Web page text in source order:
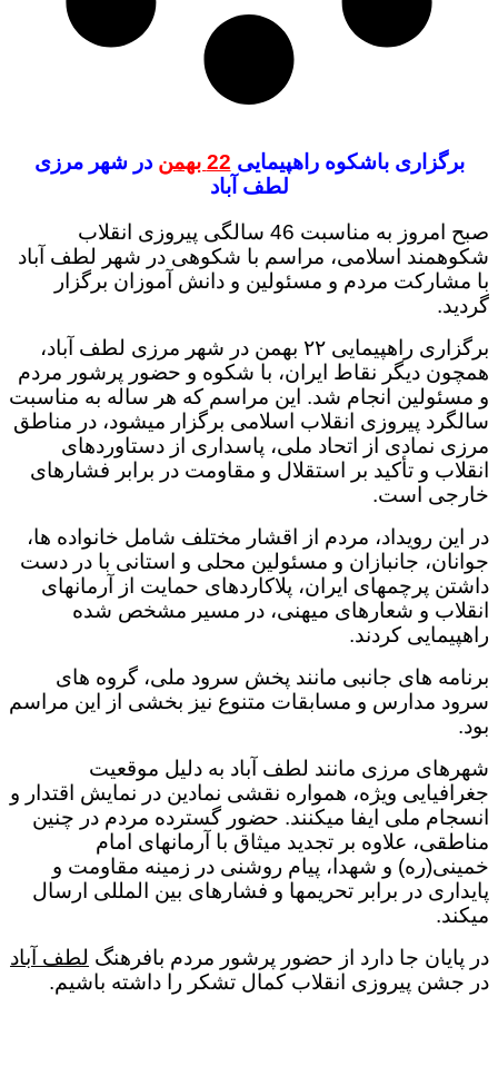
برگزاری باشکوه راهپیمایی 22 بهمن
در شهر مرزی
لطف آباد
صبح امروز به مناسبت 46 سالگی پیروزی انقلاب
شکوهمند اسلامی، مراسم با شکوهی در شهر لطف آباد
با مشارکت مردم و مسئولین و دانش آموزان برگزار
گردید.
برگزاری راهپیمایی ۲۲ بهمن در شهر مرزی لطف آباد،
همچون دیگر نقاط ایران، با شکوه و حضور پرشور مردم
و مسئولین انجام شد. این مراسم که هر ساله به مناسبت
سالگرد پیروزی انقلاب اسلامی برگزار میشود، در مناطق
مرزی نمادی از اتحاد ملی، پاسداری از دستاوردهای
انقلاب و تأکید بر استقلال و مقاومت در برابر فشارهای
خارجی است.
در این رویداد، مردم از اقشار مختلف شامل خانواده ها،
جوانان، جانبازان و مسئولین محلی و استانی با در دست
داشتن پرچمهای ایران، پلاکاردهای حمایت از آرمانهای
انقلاب و شعارهای میهنی، در مسیر مشخص شده
راهپیمایی کردند.
برنامه های جانبی مانند پخش سرود ملی، گروه های
سرود مدارس و مسابقات متنوع نیز بخشی از این مراسم
بود.
شهرهای مرزی مانند لطف آباد به دلیل موقعیت
جغرافیایی ویژه، همواره نقشی نمادین در نمایش اقتدار و
انسجام ملی ایفا میکنند. حضور گسترده مردم در چنین
مناطقی، علاوه بر تجدید میثاق با آرمانهای امام
خمینی(ره) و شهدا، پیام روشنی در زمینه مقاومت و
پایداری در برابر تحریمها و فشارهای بین المللی ارسال
میکند.
در پایان جا دارد از حضور پرشور مردم بافرهنگ لطف آباد
در جشن پیروزی انقلاب کمال تشکر را داشته باشیم.